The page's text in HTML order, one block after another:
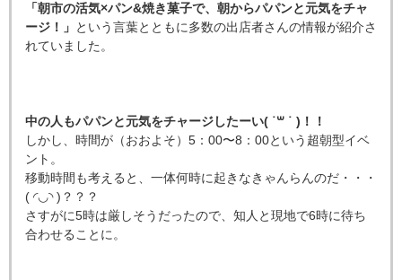
「朝市の活気×パン&焼き菓子で、朝からパパンと元気をチャ
ージ！」 という言葉とともに多数の出店者さんの情報が紹介さ
れていました。
中の人もパパンと元気をチャージしたーい( ˙꒳ ˙ )！！
しかし、時間が（おおよそ）5：00〜8：00という超朝型イベ
ント。
移動時間も考えると、一体何時に起きなきゃんらんのだ・・・
( ◜◡◝)？？？
さすがに5時は厳しそうだったので、知人と現地で6時に待ち
合わせることに。